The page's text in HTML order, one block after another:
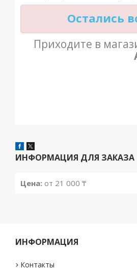
Остались
Приходите в
ИНФОРМАЦИЯ ДЛЯ ЗАКАЗА
Цена: от 21 000 ₸
ИНФОРМАЦИЯ
Контакты